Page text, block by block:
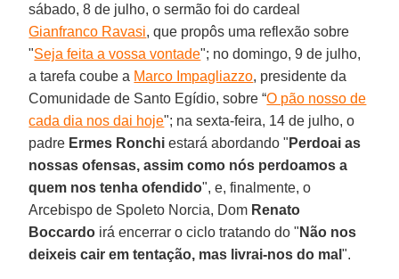
sábado, 8 de julho, o sermão foi do cardeal
Gianfranco Ravasi, que propôs uma reflexão sobre
"Seja feita a vossa vontade"; no domingo, 9 de julho,
a tarefa coube a Marco Impagliazzo, presidente da
Comunidade de Santo Egídio, sobre “O pão nosso de
cada dia nos dai hoje"; na sexta-feira, 14 de julho, o
padre Ermes Ronchi estará abordando " Perdoai as
nossas ofensas, assim como nós perdoamos a
quem nos tenha ofendido", e, finalmente, o
Arcebispo de Spoleto Norcia, Dom Renato
Boccardo irá encerrar o ciclo tratando do " Não nos
deixeis cair em tentação, mas livrai-nos do mal".